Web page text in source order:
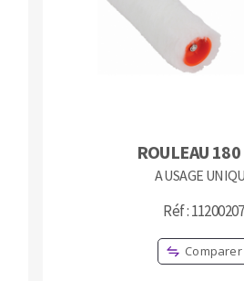
Ponceuses
Tours à métaux
Fraises scies
ROULEAU
A USAGE
Réf : 11200207
Comparer